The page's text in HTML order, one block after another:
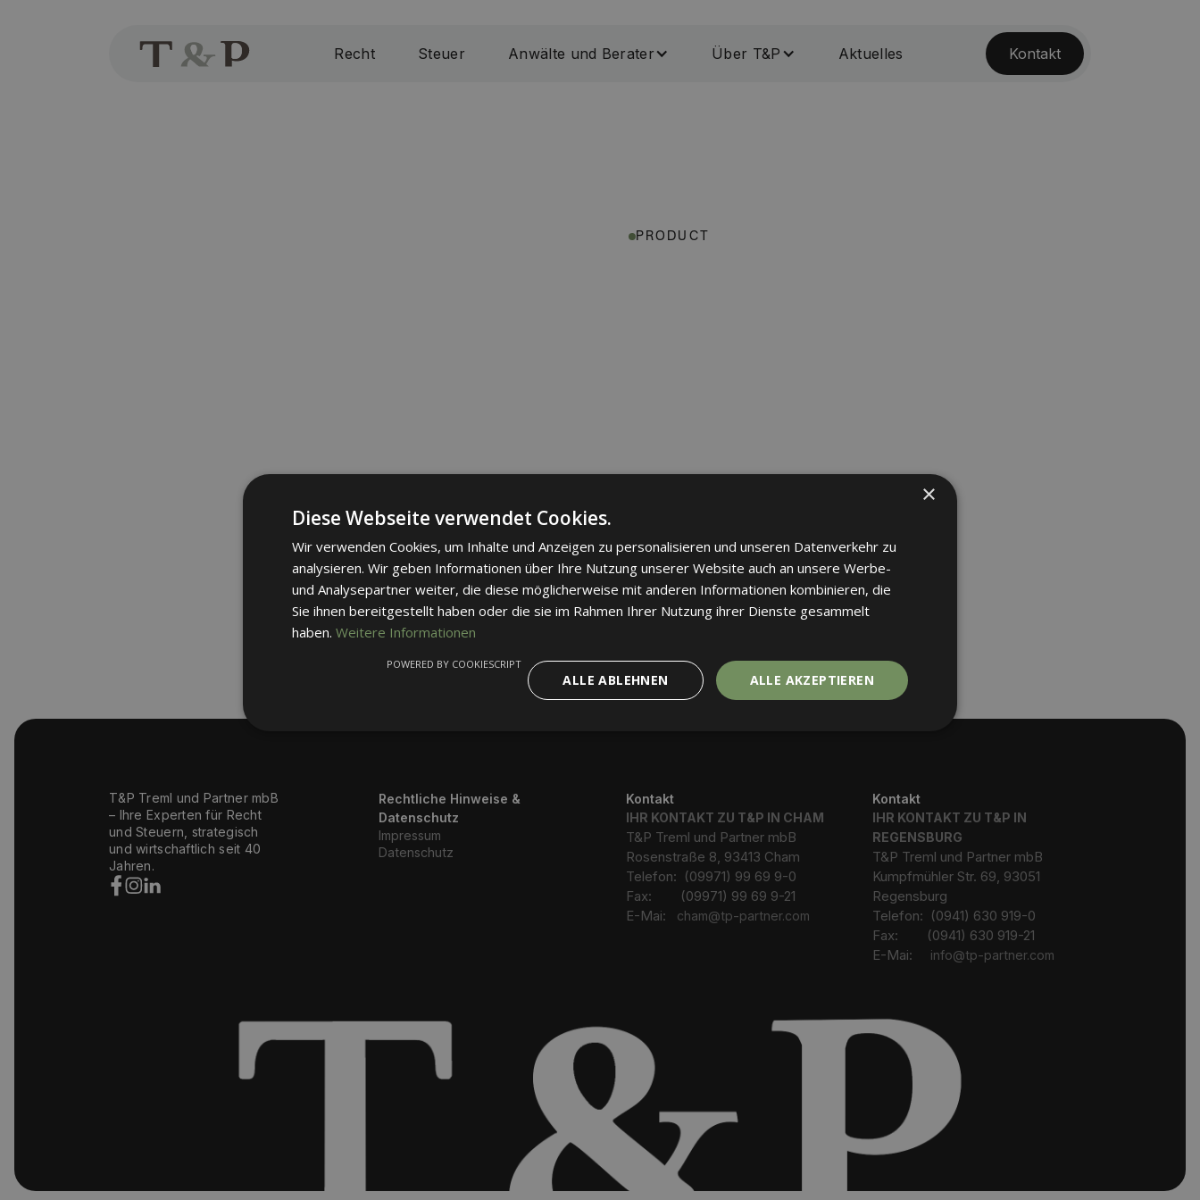
Recht Steuer Anwälte und Berater Über T&P Aktuelles Kontakt
PRODUCT
T&P Treml und Partner mbB
– Ihre Experten für Recht
und Steuern, strategisch
und wirtschaftlich seit 40
Jahren.
Rechtliche Hinweise &
Datenschutz
Impressum
Datenschutz
Kontakt
IHR KONTAKT ZU T&P IN CHAM
T&P Treml und Partner mbB
Rosenstraße 8, 93413 Cham
Telefon: (09971) 99 69 9-0
Fax: (09971) 99 69 9-21
E-Mai:
cham@tp-partner.com
Kontakt
IHR KONTAKT ZU T&P IN
REGENSBURG
T&P Treml und Partner mbB
Kumpfmühler Str. 69, 93051
Regensburg
Telefon: (0941) 630 919-0
Fax: (0941) 630 919-21
E-Mai: info@tp-partner.com
×
Diese Webseite verwendet Cookies.
Wir verwenden Cookies, um Inhalte und Anzeigen zu personalisieren und unseren Datenverkehr zu
analysieren. Wir geben Informationen über Ihre Nutzung unserer Website auch an unsere Werbe-
und Analysepartner weiter, die diese möglicherweise mit anderen Informationen kombinieren, die
Sie ihnen bereitgestellt haben oder die sie im Rahmen Ihrer Nutzung ihrer Dienste gesammelt
haben. Weitere Informationen
ALLE AKZEPTIEREN
ALLE ABLEHNEN
POWERED BY COOKIESCRIPT